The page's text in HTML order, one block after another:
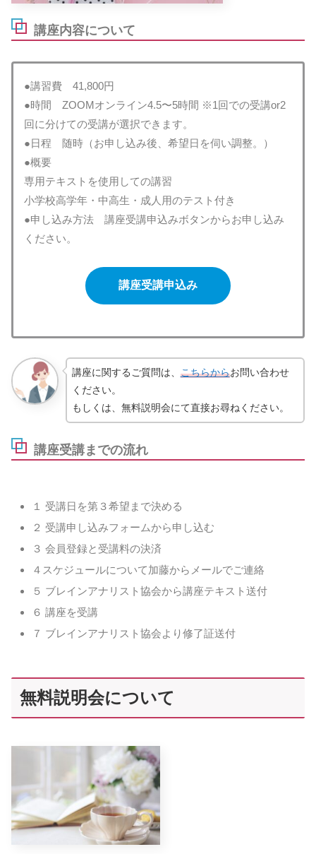
講座内容について
●講習費​ 41,800円
​●時間 ZOOMオンライン4.5〜5時間 ※1回での受講or2
回に分けての受講が選択できます。
​●日程 随時（お申し込み後、希望日を伺い調整。）
​●概要 ​
専用テキストを使用しての講習
​小学校高学年・中高生・成人用のテスト付き
●申し込み方法 講座受講申込みボタンからお申し込み
ください。
講座受講申込み
講座に関するご質問は、 こちらからお問い合わせ
ください。
もしくは、無料説明会にて直接お尋ねください。
講座受講までの流れ
１ 受講日を第３希望まで決める
２ 受講申し込みフォームから申し込む
３ 会員登録と受講料の決済
４スケジュールについて加藤からメールでご連絡
５ ブレインアナリスト協会から講座テキスト送付
６ 講座を受講
７ ブレインアナリスト協会より修了証送付
無料説明会について